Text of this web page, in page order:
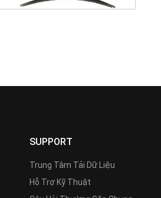
SUPPORT
Trung Tâm Tải Dữ Liệu
Hỗ Trợ Kỹ Thuật